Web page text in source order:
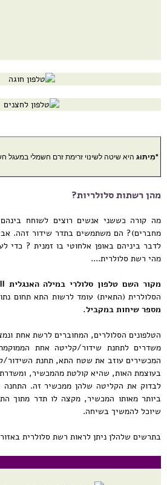
*מִיתּוּג היא שיטה לשינוי זרימת זרם חשמלי במעגל
מהן רשתות סלולריות?
מה קורה כששני אנשים רוצים לשוחח
מחברים)? הם משתמשים בתדר שידור זהה.
לדבר ביניהם באופן אלחוטי בו זמנית ? כדי
מהי רשת סלולרית....
מקור השם טלפון סלולרי במילה האנגלית
הסלולרית (התאית) עומד לרשות התא תחום
מספר שיחות במקביל.
הטלפונים הסלולרים, המחוברים לרשת אחת
משדרים לתחנת שידור/קליטה אחת
המכשירים עוזב את שטח התא, תחנת
בעוצמת האות, שהיא קולטת מהמכשיר,
לבדוק את הקליטה שלהן ממכשיר זה. התחנה
ביותר מאותו המכשיר, מקצה לו תדר מתוך
שיוכל להמשיך בשיחה.
בתרשים שלהלן ניתן לראות רשת סלולרית